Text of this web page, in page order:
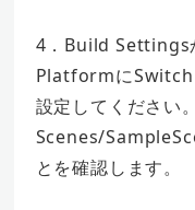
4．Build
PlatformにSwitch
設定してください
Scenes/
とを確認します。